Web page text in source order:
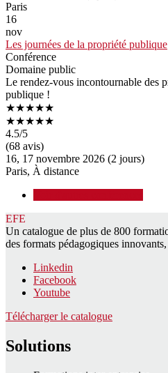
Paris
16
nov
Les journées de la propriété publique
Conférence
Domaine public
Le rendez-vous incontournable des
publique !
★★★★★
★★★★★
4.5/5
(68 avis)
16, 17 novembre 2026 (2 jours)
Paris, À distance
EFE
Un catalogue de plus de 800
des formats pédagogiques
Linkedin
Facebook
Youtube
Télécharger le catalogue
Solutions